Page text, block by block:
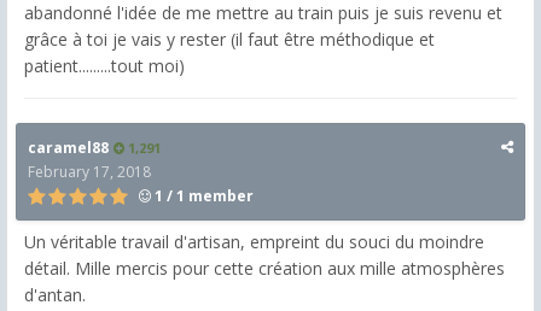
abandonné l'idée de me mettre au train puis je suis revenu et
grâce à toi je vais y rester (il faut être méthodique et
patient.........tout moi)
caramel88 1,291
February 17, 2018
1 / 1 member
Un véritable travail d'artisan, empreint du souci du moindre
détail. Mille mercis pour cette création aux mille atmosphères
d'antan.